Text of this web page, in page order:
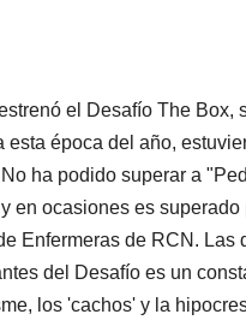
el Desafío The Box,
esta época del año,
ha podido superar a
en ocasiones es superado
Enfermeras de RCN. Las
del Desafío es un
los 'cachos' y la